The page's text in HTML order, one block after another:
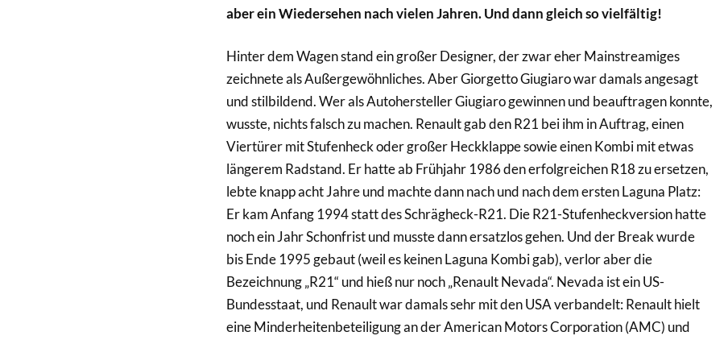
aber ein Wiedersehen nach vielen Jahren. Und dann gleich so vielfältig!
Hinter dem Wagen stand ein großer Designer, der zwar eher Mainstreamiges
zeichnete als Außergewöhnliches. Aber Giorgetto Giugiaro war damals angesagt
und stilbildend. Wer als Autohersteller Giugiaro gewinnen und beauftragen konnte,
wusste, nichts falsch zu machen. Renault gab den R21 bei ihm in Auftrag, einen
Viertürer mit Stufenheck oder großer Heckklappe sowie einen Kombi mit etwas
längerem Radstand. Er hatte ab Frühjahr 1986 den erfolgreichen R18 zu ersetzen,
lebte knapp acht Jahre und machte dann nach und nach dem ersten Laguna Platz:
Er kam Anfang 1994 statt des Schrägheck-R21. Die R21-Stufenheckversion hatte
noch ein Jahr Schonfrist und musste dann ersatzlos gehen. Und der Break wurde
bis Ende 1995 gebaut (weil es keinen Laguna Kombi gab), verlor aber die
Bezeichnung „R21“ und hieß nur noch „Renault Nevada“. Nevada ist ein US-
Bundesstaat, und Renault war damals sehr mit den USA verbandelt: Renault hielt
eine Minderheitenbeteiligung an der American Motors Corporation (AMC) und